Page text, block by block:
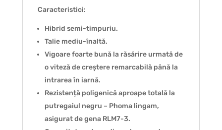
Caracteristici:
Hibrid semi-timpuriu.
Talie mediu-înaltă.
Vigoare foarte bună la răsărire urmată de
o viteză de creștere remarcabilă până la
intrarea în iarnă.
Rezistență poligenică aproape totală la
putregaiul negru – Phoma lingam,
asigurat de gena RLM7-3.